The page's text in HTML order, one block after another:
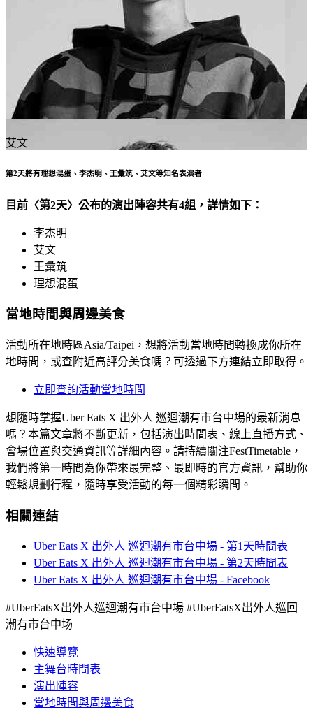
艾文
第2天將有理想混蛋、李杰明、王彙筑、艾文等知名表演者
目前〈第2天〉公布的演出陣容共有4組，詳情如下：
李杰明
艾文
王彙筑
理想混蛋
當地時間與周邊美食
活動所在地時區Asia/Taipei，想將活動當地時間轉換成你所在
地時間，或查附近高評分美食嗎？可透過下方連結立即取得。
立即查詢活動當地時間
想隨時掌握Uber Eats X 出外人 巡迴潮有市台中場的最新消息
嗎？本篇文章將不斷更新，包括演出時間表、線上直播方式、
會場位置與交通資訊等詳細內容。請持續關注FestTimetable，
我們將第一時間為你帶來最完整、最即時的官方資訊，幫助你
輕鬆規劃行程，隨時享受活動的每一個精彩瞬間。
相關連結
Uber Eats X 出外人 巡迴潮有市台中場 - 第1天時間表
Uber Eats X 出外人 巡迴潮有市台中場 - 第2天時間表
Uber Eats X 出外人 巡迴潮有市台中場 - Facebook
#UberEatsX出外人巡迴潮有市台中場 #UberEatsX出外人巡回
潮有市台中场
快速導覽
主舞台時間表
演出陣容
當地時間與周邊美食